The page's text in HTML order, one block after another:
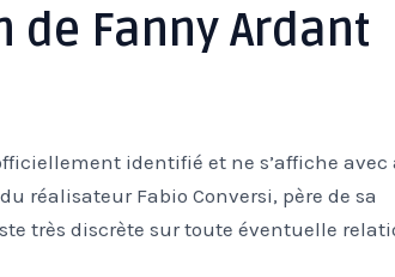
de Fanny Ardant
identifié et ne s’affiche
réalisateur Fabio Conversi, père de sa
très discrète sur toute éventuelle